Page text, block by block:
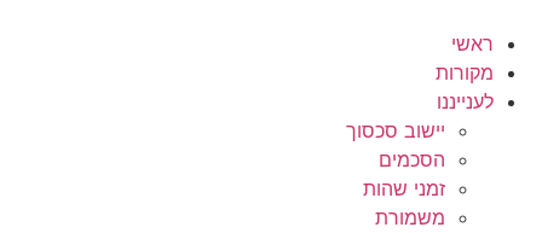
לתוכן
ראשי
מקורות
לענייננו
יישוב סכסוך
הסכמים
זמני שהות
משמורת